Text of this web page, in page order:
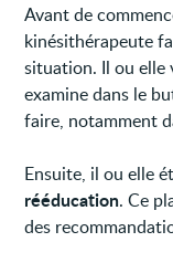
Avant de
kinésithérapeute
situation. Il ou elle
examine dans le
faire, notamment
Ensuite, il ou elle
rééducation. Ce
des